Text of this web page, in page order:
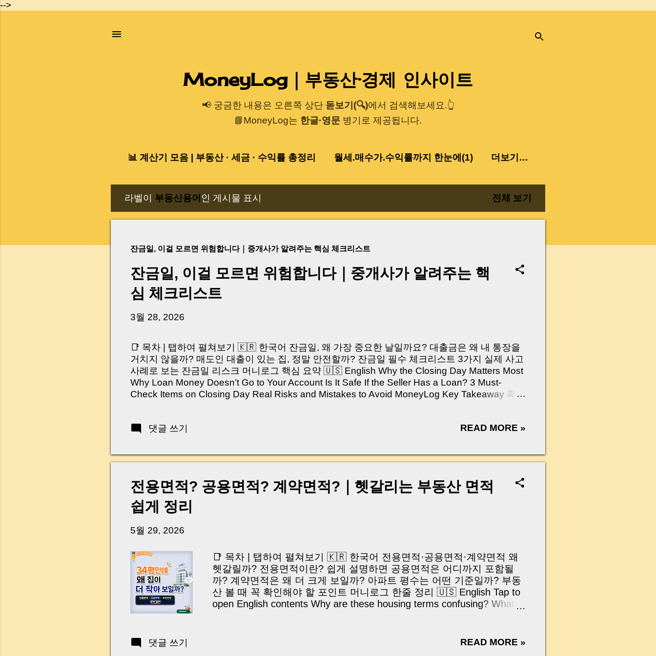
-->
기본 콘텐츠로 건너뛰기
MoneyLog｜부동산·경제 인사이트
📢 궁금한 내용은 오른쪽 상단돋보기(🔍)에서 검색해보세요.👆
📘MoneyLog는 한글·영문 병기로 제공됩니다.
📊 계산기 모음 | 부동산 · 세금 · 수익률 총정리 월세.매수가.수익률까지 한눈에(1) 더보기…
라벨이 부동산용어 인 게시물 표시 전체 보기
잔금일, 이걸 모르면 위험합니다｜중개사가 알려주는 핵심 체크리스트
잔금일, 이걸 모르면 위험합니다｜중개사가 알려주는 핵
심 체크리스트
3월 28, 2026
📑 목차 | 탭하여 펼쳐보기 🇰🇷 한국어 잔금일, 왜 가장 중요한 날일까요? 대출금은 왜 내 통장을
거치지 않을까? 매도인 대출이 있는 집, 정말 안전할까? 잔금일 필수 체크리스트 3가지 실제 사고
사례로 보는 잔금일 리스크 머니로그 핵심 요약 🇺🇸 English Why the Closing Day Matters Most
Why Loan Money Doesn’t Go to Your Account Is It Safe If the Seller Has a Loan? 3 Must-
Check Items on Closing Day Real Risks and Mistakes to Avoid MoneyLog Key Takeaway 혹시
억 원이 한 번에 움직이는 가장 긴장되는 순간 입니다. 실제로 제가 중개 현장에서 겪었던 일입니
황이 있었습니다. 또 어떤 분은 이렇게 말씀하십니다. “내 대출인데 왜 내 통장으로 안 들어오죠?”
“매도인이 대출 안 갚고 도망가면 어떡하죠?” 이 모든 불안, 사실은 ‘구조’를 몰라서 생기는 걱정입
꼭 준비해야 하는지 중개 실무 기준으로 아주 쉽게 풀어드리겠습니다. 이 글 하나만 제대로 이해
하시면, 잔금일이 더 이상 두려운 날이 아니라 “내 집을 완성하는 마지막 퍼즐” 이 될 수 있습니다. |
Introduction (Tap to expand) Have you ever thought like this? “Closing day…...
댓글 쓰기 READ MORE »
전용면적? 공용면적? 계약면적?｜헷갈리는 부동산 면적
쉽게 정리
5월 29, 2026
📑 목차 | 탭하여 펼쳐보기 🇰🇷 한국어 전용면적·공용면적·계약면적 왜
헷갈릴까? 전용면적이란? 쉽게 설명하면 공용면적은 어디까지 포함될
까? 계약면적은 왜 더 크게 보일까? 아파트 평수는 어떤 기준일까? 부동
산 볼 때 꼭 확인해야 할 포인트 머니로그 한줄 정리 🇺🇸 English Tap to
open English contents Why are these housing terms confusing? What is
buyers should check MoneyLog summary 안녕하세요, 머니로그입니다
댓글 쓰기 READ MORE »